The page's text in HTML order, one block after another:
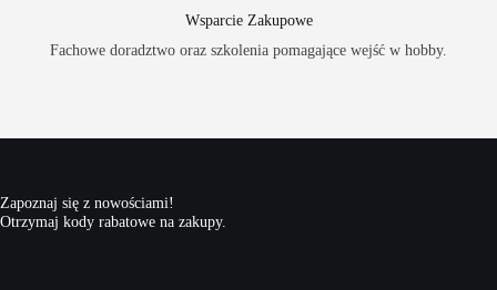
Wsparcie Zakupowe
Fachowe doradztwo oraz szkolenia pomagające wejść w hobby.
Zapoznaj się z nowościami!
Otrzymaj kody rabatowe na zakupy.